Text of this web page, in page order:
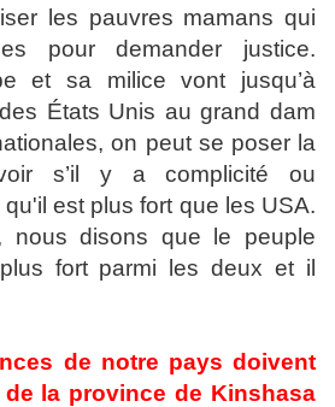
les pauvres mamans qui
pour demander justice.
et sa milice vont jusqu’à
États Unis au grand dam
on peut se poser la
s’il y a complicité ou
est plus fort que les USA.
disons que le peuple
fort parmi les deux et il
de notre pays doivent
de la province de Kinshasa